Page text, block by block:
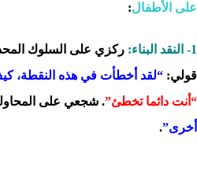
على الأطفال:
1- النقد البناء:
ركزي على السلوك
قولي: “لقد أخطأت في هذه النقطة،
“أنت دائما تخطئ”. شجعي على
أخرى”.